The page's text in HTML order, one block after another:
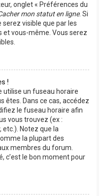
onglet « Préférences du
mon statut en ligne. Si
visible que par les
vous-même. Vous serez
!
utilise un fuseau horaire
êtes. Dans ce cas, accédez
le fuseau horaire afin
vous trouvez (ex :
etc.). Notez que la
la plupart des
membres du forum.
c’est le bon moment pour